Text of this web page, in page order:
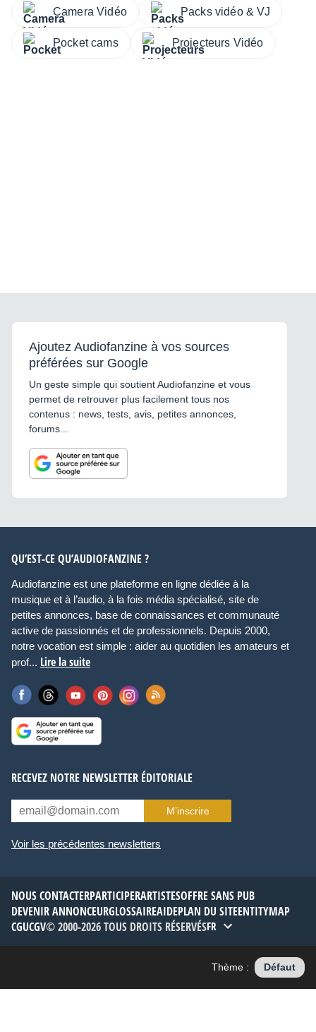
Camera Vidéo Packs vidéo & VJ
Pocket cams Projecteurs Vidéo
Ajoutez Audiofanzine à vos sources
préférées sur Google
Un geste simple qui soutient Audiofanzine et vous
permet de retrouver plus facilement tous nos
contenus : news, tests, avis, petites annonces,
forums...
QU’EST-CE QU’AUDIOFANZINE ?
Audiofanzine est une plateforme en ligne dédiée à la
musique et à l’audio, à la fois média spécialisé, site de
petites annonces, base de connaissances et communauté
active de passionnés et de professionnels. Depuis 2000,
notre vocation est simple : aider au quotidien les amateurs et
prof... Lire la suite
RECEVEZ NOTRE NEWSLETTER ÉDITORIALE
M’inscrire
Voir les précédentes newsletters
NOUS CONTACTERPARTICIPERARTISTESOFFRE SANS PUB
DEVENIR ANNONCEURGLOSSAIREAIDEPLAN DU SITEENTITYMAP
CGUCGV© 2000-2026 TOUS DROITS RÉSERVÉSFR
Thème : Défaut